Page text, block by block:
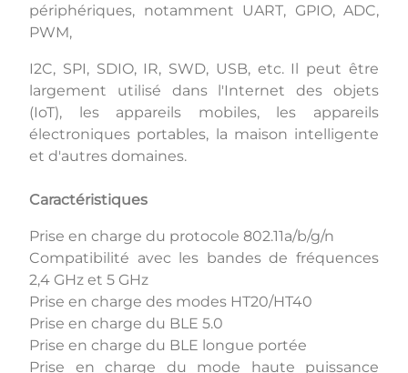
périphériques, notamment UART, GPIO, ADC,
PWM,
I2C, SPI, SDIO, IR, SWD, USB, etc. Il peut être
largement utilisé dans l'Internet des objets
(IoT), les appareils mobiles, les appareils
électroniques portables, la maison intelligente
et d'autres domaines.
Caractéristiques
Prise en charge du protocole 802.11a/b/g/n
Compatibilité avec les bandes de fréquences
2,4 GHz et 5 GHz
Prise en charge des modes HT20/HT40
Prise en charge du BLE 5.0
Prise en charge du BLE longue portée
Prise en charge du mode haute puissance